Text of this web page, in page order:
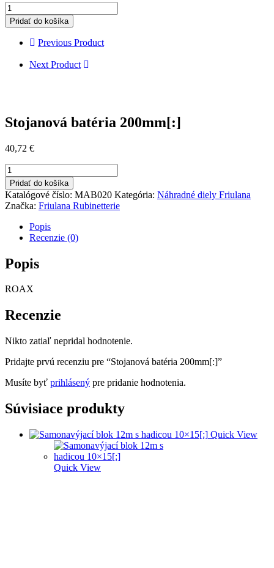
množstvo
Stojanová
batéria
200mm[:]
Pridať do košíka
Previous Product
Next Product
Stojanová batéria 200mm[:]
40,72 €
množstvo
Stojanová
batéria
200mm[:]
Pridať do košíka
Katalógové číslo: MAB020 Kategória: Náhradné diely Friulana
Značka: Friulana Rubinetterie
Popis
Recenzie (0)
Popis
ROAX
Recenzie
Nikto zatiaľ nepridal hodnotenie.
Pridajte prvú recenziu pre “Stojanová batéria 200mm[:]”
Musíte byť prihlásený pre pridanie hodnotenia.
Súvisiace produkty
Quick View
Quick View